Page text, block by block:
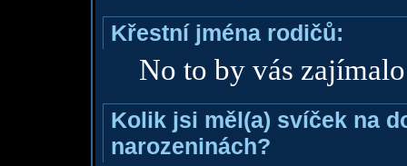
Křestní jména rodičů:
No to by vás
Kolik jsi měl(a) svíček na
narozeninách?